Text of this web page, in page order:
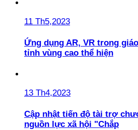
11 Th5,2023
Ứng dụng AR, VR trong
tỉnh vùng cao thể hiện
13 Th4,2023
Cập nhật tiến độ tài trợ
nguồn lực xã hội "Chắp